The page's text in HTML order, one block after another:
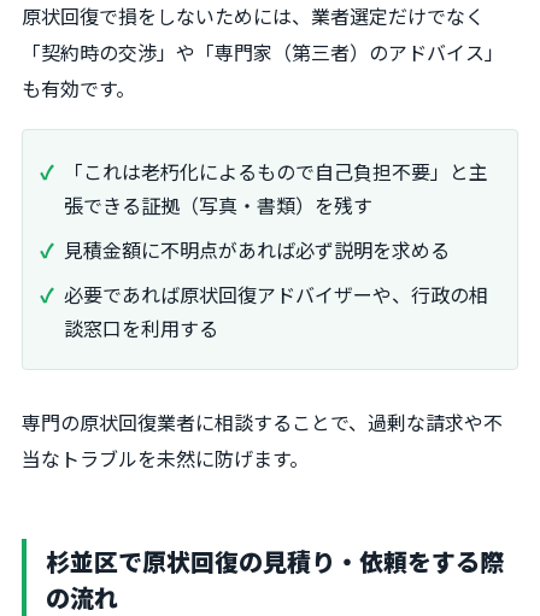
原状回復で損をしないためには、業者選定だけでなく
「契約時の交渉」や「専門家（第三者）のアドバイス」
も有効です。
「これは老朽化によるもので自己負担不要」と主
張できる証拠（写真・書類）を残す
見積金額に不明点があれば必ず説明を求める
必要であれば原状回復アドバイザーや、行政の相
談窓口を利用する
専門の原状回復業者に相談することで、過剰な請求や不
当なトラブルを未然に防げます。
杉並区で原状回復の見積り・依頼をする際
の流れ